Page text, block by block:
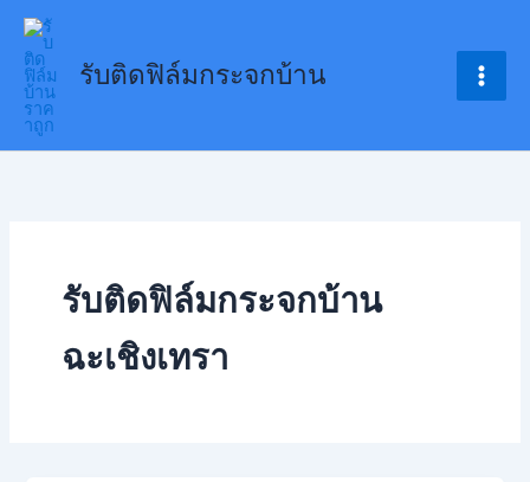
Skip
content
รับติดฟิล์มกระจกบ้าน
รับติดฟิล์มกระจกบ้าน
ฉะเชิงเทรา